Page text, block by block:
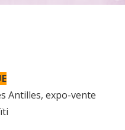
Antilles, expo-vente